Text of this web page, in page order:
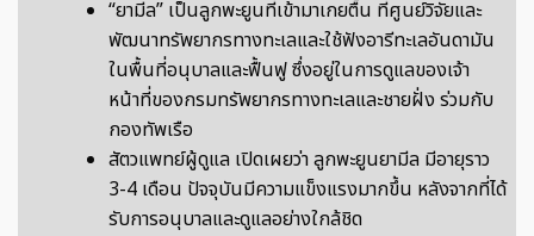
“ยามีล” เป็นลูกพะยูนที่เข้ามาเกยตื้น ที่ศูนย์วิจัยและ
พัฒนาทรัพยากรทางทะเลและใช้ฟังอารีทะเลอันดามัน
ในพื้นที่อนุบาลและฟื้นฟู ซึ่งอยู่ในการดูแลของเจ้า
หน้าที่ของกรมทรัพยากรทางทะเลและชายฝั่ง ร่วมกับ
กองทัพเรือ
สัตวแพทย์ผู้ดูแล เปิดเผยว่า ลูกพะยูนยามีล มีอายุราว
3-4 เดือน ปัจจุบันมีความแข็งแรงมากขึ้น หลังจากที่ได้
รับการอนุบาลและดูแลอย่างใกล้ชิด